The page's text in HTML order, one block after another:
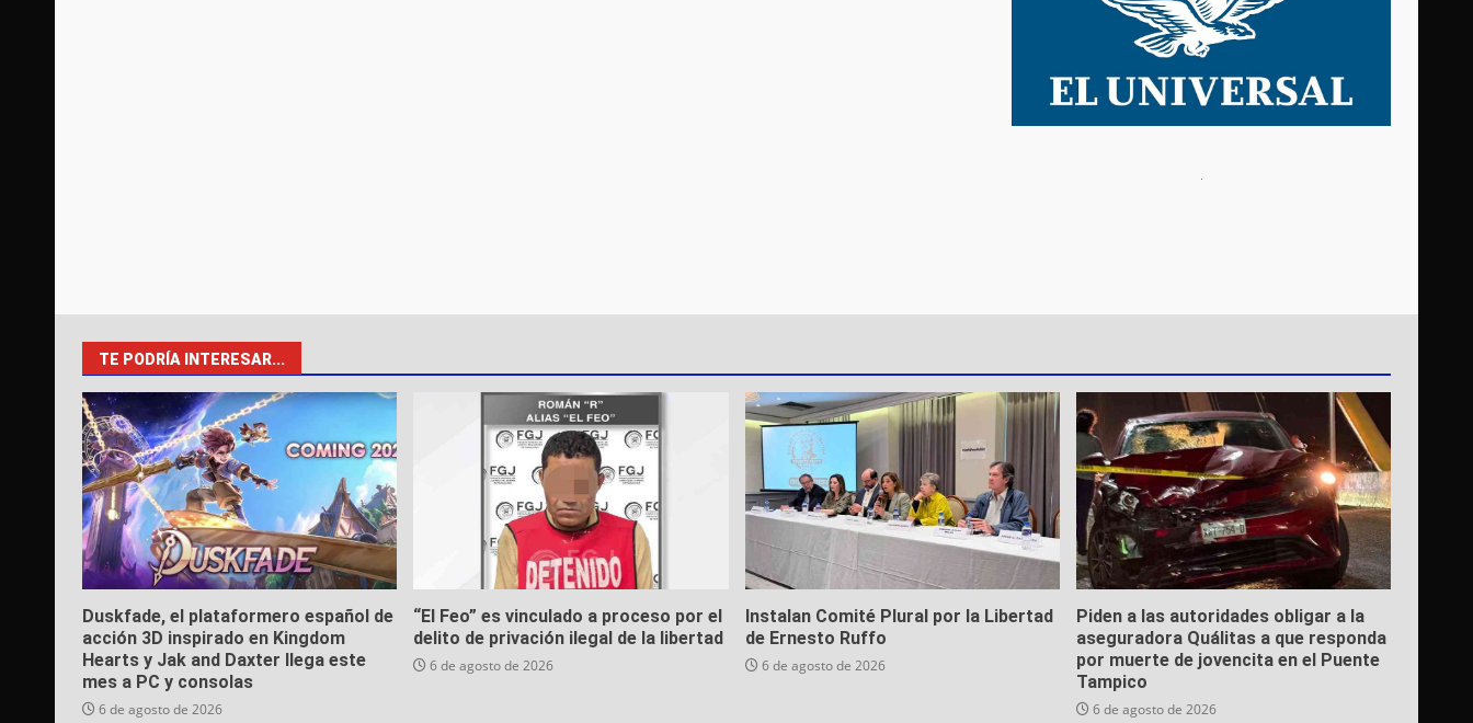
TE PODRÍA INTERESAR...
Duskfade, el plataformero español de
acción 3D inspirado en Kingdom
Hearts y Jak and Daxter llega este
mes a PC y consolas
6 de agosto de 2026
“El Feo” es vinculado a proceso por el
delito de privación ilegal de la libertad
6 de agosto de 2026
Instalan Comité Plural por la Libertad
de Ernesto Ruffo
6 de agosto de 2026
Piden a las autoridades obligar a la
aseguradora Quálitas a que responda
por muerte de jovencita en el Puente
Tampico
6 de agosto de 2026